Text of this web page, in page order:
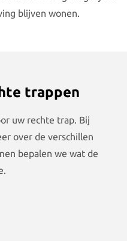
blijven wonen.
trappen
uw rechte trap. Bij
over de verschillen
bepalen we wat de